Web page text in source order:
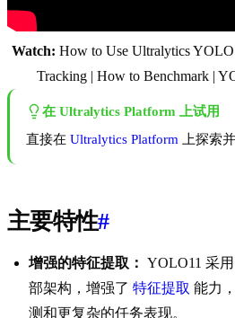
Watch: How to Use Ultralytics
Tracking | How to Benchmark |
在 Ultralytics Platform 上试用
直接在 Ultralytics Platform 上探索
主要特性#
增强的特征提取： YOLO11 采
部架构，增强了 特征提取 能力
测和更复杂的任务表现。